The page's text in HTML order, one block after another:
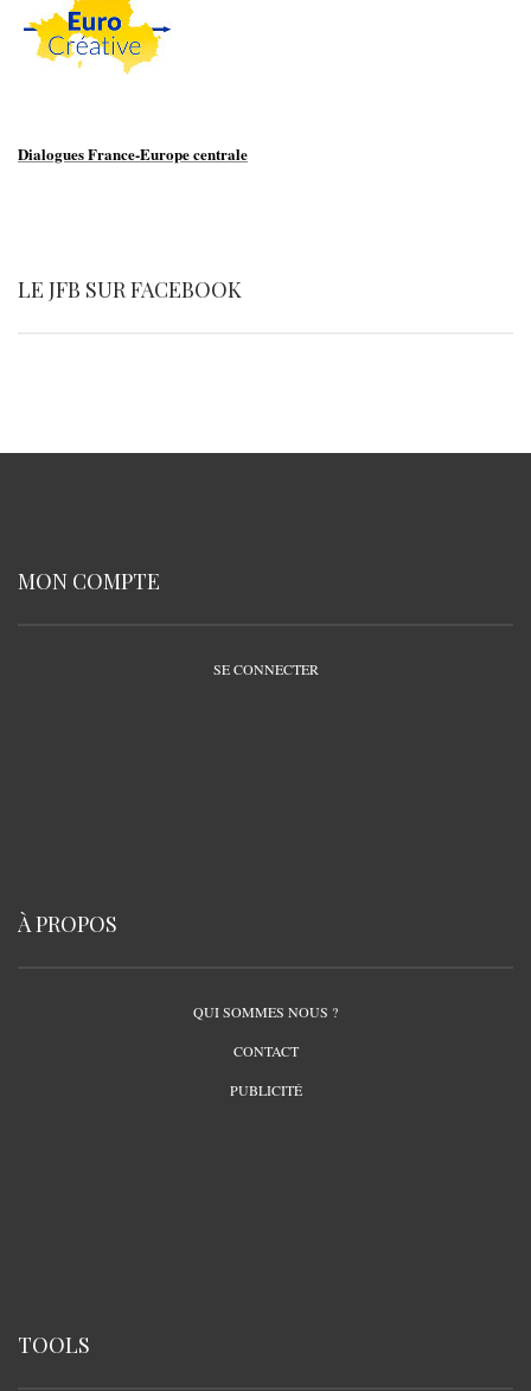
Dialogues France-Europe centrale
LE JFB SUR FACEBOOK
MON COMPTE
SE CONNECTER
À PROPOS
QUI SOMMES NOUS ?
CONTACT
PUBLICITÉ
TOOLS